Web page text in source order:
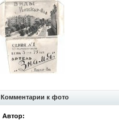
Комментарии к фото
Автор: